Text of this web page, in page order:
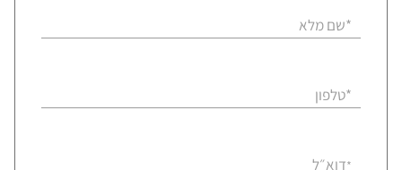
*שם מלא
*טלפון
*דוא״ל